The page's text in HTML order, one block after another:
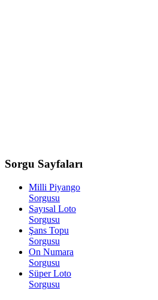
Sorgu Sayfaları
Milli Piyango
Sorgusu
Sayısal Loto
Sorgusu
Şans Topu
Sorgusu
On Numara
Sorgusu
Süper Loto
Sorgusu